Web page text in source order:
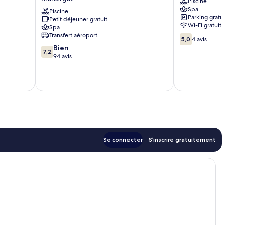
&
Spa
-
Adults
Only
-
All
Piscine
Petit déjeuner gratuit
Spa
Transfert aéroport
7.2
sur
7,2 Bien
94 avis
Manavgat
Spa
Parking gratuit
Wi-Fi gratuit
5.0
sur
5,0 4 avis
Se connecter S’inscrire gratuitement